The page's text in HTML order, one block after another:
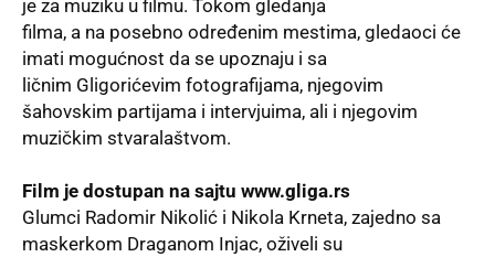
je za muziku u filmu. Tokom gledanja
filma, a na posebno određenim mestima, gledaoci će
imati mogućnost da se upoznaju i sa
ličnim Gligorićevim fotografijama, njegovim
šahovskim partijama i intervjuima, ali i njegovim
muzičkim stvaralaštvom.
Film je dostupan na sajtu www.gliga.rs
Glumci Radomir Nikolić i Nikola Krneta, zajedno sa
maskerkom Draganom Injac, oživeli su